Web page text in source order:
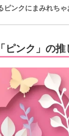
ピンクにまみれち
ピンク」の推